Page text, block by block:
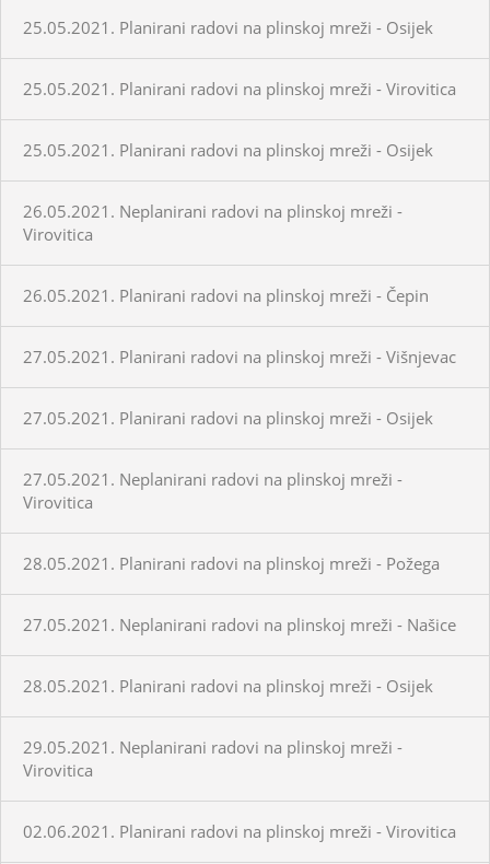
25.05.2021. Planirani radovi na plinskoj mreži - Osijek
25.05.2021. Planirani radovi na plinskoj mreži - Virovitica
25.05.2021. Planirani radovi na plinskoj mreži - Osijek
26.05.2021. Neplanirani radovi na plinskoj mreži -
Virovitica
26.05.2021. Planirani radovi na plinskoj mreži - Čepin
27.05.2021. Planirani radovi na plinskoj mreži - Višnjevac
27.05.2021. Planirani radovi na plinskoj mreži - Osijek
27.05.2021. Neplanirani radovi na plinskoj mreži -
Virovitica
28.05.2021. Planirani radovi na plinskoj mreži - Požega
27.05.2021. Neplanirani radovi na plinskoj mreži - Našice
28.05.2021. Planirani radovi na plinskoj mreži - Osijek
29.05.2021. Neplanirani radovi na plinskoj mreži -
Virovitica
02.06.2021. Planirani radovi na plinskoj mreži - Virovitica